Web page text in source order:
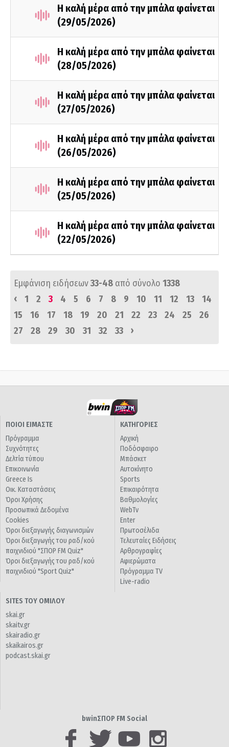
Η καλή μέρα από την μπάλα φαίνεται
(29/05/2026)
Η καλή μέρα από την μπάλα φαίνεται
(28/05/2026)
Η καλή μέρα από την μπάλα φαίνεται
(27/05/2026)
Η καλή μέρα από την μπάλα φαίνεται
(26/05/2026)
Η καλή μέρα από την μπάλα φαίνεται
(25/05/2026)
Η καλή μέρα από την μπάλα φαίνεται
(22/05/2026)
Εμφάνιση ειδήσεων33-48 από σύνολο 1338
‹
1 2 3 4 5 6 7 8 9 10 11 12 13
14
15
16 17 18 19 20 21 22 23 24 25
26
27
28 29 30 31 32 33 ›
ΠΟΙΟΙ ΕΙΜΑΣΤΕ
Πρόγραμμα
Συχνότητες
Δελτία τύπου
Επικοινωνία
Greece Is
Οικ. Καταστάσεις
Όροι Χρήσης
Προσωπικά Δεδομένα
Cookies
Όροι διεξαγωγής διαγωνισμών
Όροι διεξαγωγής του ραδ/κού
παιχνιδιού "ΣΠΟΡ FM Quiz"
Όροι διεξαγωγής του ραδ/κού
παιχνιδιού "Sport Quiz"
ΚΑΤΗΓΟΡΙΕΣ
Αρχική
Ποδόσφαιρο
Μπάσκετ
Αυτοκίνητο
Sports
Επικαιρότητα
Βαθμολογίες
WebTv
Enter
Πρωτοσέλιδα
Τελευταίες Ειδήσεις
Αρθρογραφίες
Αφιερώματα
Πρόγραμμα TV
Live-radio
SITES ΤΟΥ ΟΜΙΛΟΥ
skai.gr
skaitv.gr
skairadio.gr
skaikairos.gr
podcast.skai.gr
bwinΣΠΟΡ FM Social